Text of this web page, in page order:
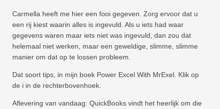
Carmella heeft me hier een fooi gegeven. Zorg ervoor dat u
een rij kiest waarin alles is ingevuld. Als u iets had waar
gegevens waren maar iets niet was ingevuld, dan zou dat
helemaal niet werken, maar een geweldige, slimme, slimme
manier om dat op te lossen probleem.
Dat soort tips, in mijn boek Power Excel With MrExel. Klik op
de i in de rechterbovenhoek.
Aflevering van vandaag: QuickBooks vindt het heerlijk om die